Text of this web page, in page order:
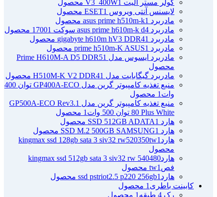
کولر مستر الیت V3_400W 1 محصول
لایسنس آنتی ویروس ESET 1 محصول
مادربرد asus prime h510m-k 1 محصول
مادربرد asus prime h610m-k d4 سوکت 1700
1 محصول
مادربرد gigabyte h610m hV3 DDR4 1 محصول
مادربرد prime h510m-K ASUS 1 محصول
مادربرد ایسوس مدل Prime H610M-A D5 DDR5 1
محصول
مادربرد گیگابایت مدل H510M-K V2 DDR4 1 محصول
منبع تغذیه کامپیوتر گرین مدل GP400A-ECO توان 400
وات 1 محصول
منبع تغذیه کامپیوتر گرین مدل GP500A-ECO Rev3.1
80 Plus White توان 500 وات
1 محصول
هارد SSD 512GB ADATA 1 محصول
هارد SSD M.2 500GB SAMSUNG 1 محصول
هاردkingmax ssd 128gb sata 3 siv32 rw520350tw 1
محصول
هاردkingmax ssd 512gb sata 3 siv32 rw 540480
فصtw 1 محصول
هاردssd pstriot2.5 p220 256gb 1 محصول
کابینت باطری 1 محصول
رک 4 طبقه
1 محصول